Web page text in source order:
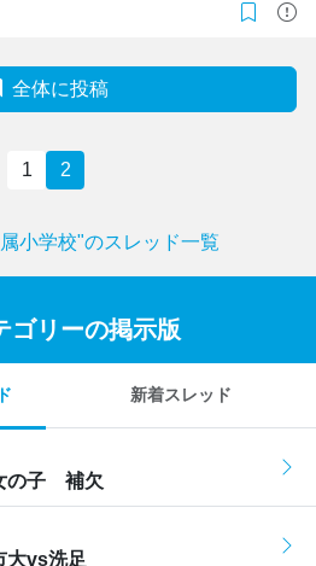
全体に投稿
1 2
小学校"のスレッド一覧
ゴリーの掲示版
新着スレッド
の子 補欠
vs洗足